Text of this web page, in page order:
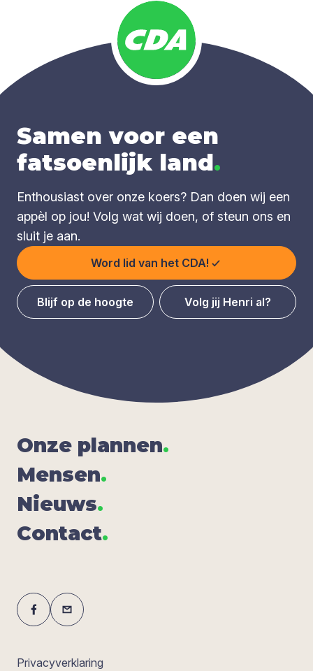
Samen voor een
fatsoenlijk land.
Enthousiast over onze koers? Dan doen wij een
appèl op jou! Volg wat wij doen, of steun ons en
sluit je aan.
Word lid van het CDA!
Blijf op de hoogte Volg jij Henri al?
Onze plan­nen.
Men­sen.
Nieuws.
Con­tact.
Privacyverklaring